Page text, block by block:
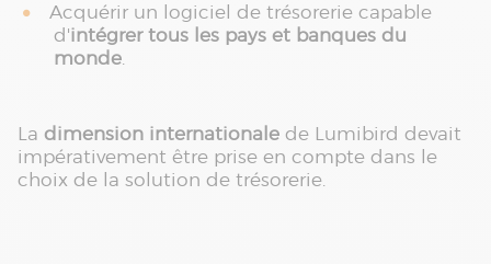
Acquérir un logiciel de trésorerie capable
d'intégrer tous les pays et banques du
monde.
La dimension internationale de Lumibird devait
impérativement être prise en compte dans le
choix de la solution de trésorerie.